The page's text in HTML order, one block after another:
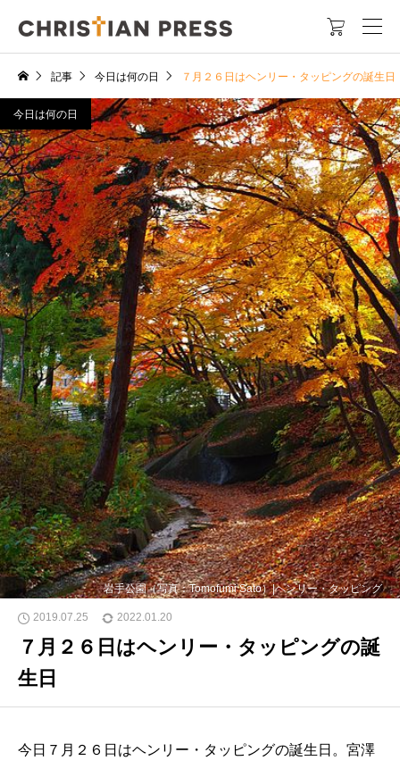

記事 今日は何の日 ７月２６日はヘンリー・タッピングの誕生日
岩手公園（写真：Tomofumi Sato）|ヘンリー・タッピング
今日は何の日
2019.07.25 2022.01.20
７月２６日はヘンリー・タッピングの誕
生日
今日７月２６日はヘンリー・タッピングの誕生日。宮澤